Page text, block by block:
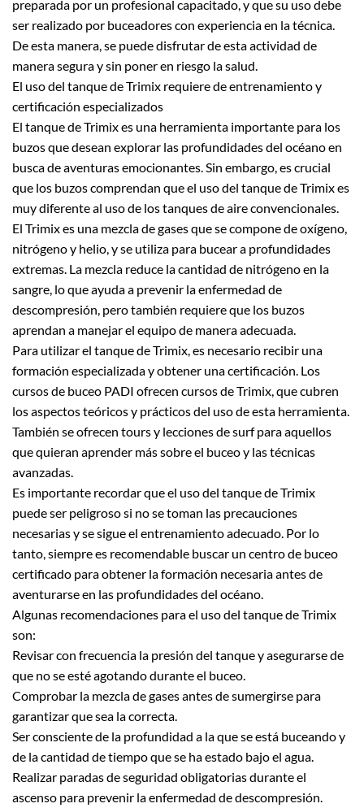
preparada por un profesional capacitado, y que su uso debe
ser realizado por buceadores con experiencia en la técnica.
De esta manera, se puede disfrutar de esta actividad de
manera segura y sin poner en riesgo la salud.
El uso del tanque de Trimix requiere de entrenamiento y
certificación especializados
El tanque de Trimix es una herramienta importante para los
buzos que desean explorar las profundidades del océano en
busca de aventuras emocionantes. Sin embargo, es crucial
que los buzos comprendan que el uso del tanque de Trimix es
muy diferente al uso de los tanques de aire convencionales.
El Trimix es una mezcla de gases que se compone de oxígeno,
nitrógeno y helio, y se utiliza para bucear a profundidades
extremas. La mezcla reduce la cantidad de nitrógeno en la
sangre, lo que ayuda a prevenir la enfermedad de
descompresión, pero también requiere que los buzos
aprendan a manejar el equipo de manera adecuada.
Para utilizar el tanque de Trimix, es necesario recibir una
formación especializada y obtener una certificación. Los
cursos de buceo PADI ofrecen cursos de Trimix, que cubren
los aspectos teóricos y prácticos del uso de esta herramienta.
También se ofrecen tours y lecciones de surf para aquellos
que quieran aprender más sobre el buceo y las técnicas
avanzadas.
Es importante recordar que el uso del tanque de Trimix
puede ser peligroso si no se toman las precauciones
necesarias y se sigue el entrenamiento adecuado. Por lo
tanto, siempre es recomendable buscar un centro de buceo
certificado para obtener la formación necesaria antes de
aventurarse en las profundidades del océano.
Algunas recomendaciones para el uso del tanque de Trimix
son:
Revisar con frecuencia la presión del tanque y asegurarse de
que no se esté agotando durante el buceo.
Comprobar la mezcla de gases antes de sumergirse para
garantizar que sea la correcta.
Ser consciente de la profundidad a la que se está buceando y
de la cantidad de tiempo que se ha estado bajo el agua.
Realizar paradas de seguridad obligatorias durante el
ascenso para prevenir la enfermedad de descompresión.